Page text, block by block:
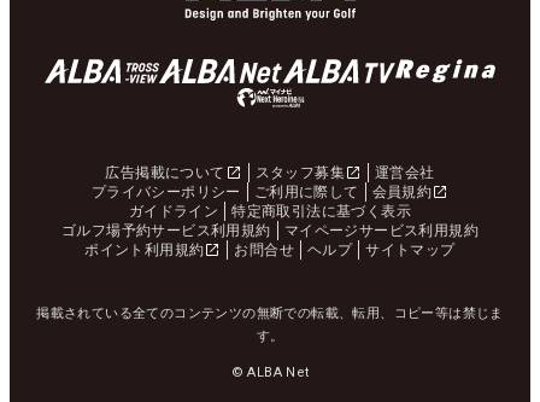
広告掲載について スタッフ募集
運営会社
プライバシーポリシー
ご利用に際して
会員規約
ガイドライン
特定商取引法に基づく表示
ゴルフ場予約サービス利用規約
マイページサービス利用規約
ポイント利用規約
お問合せ ヘルプ サイトマップ
掲載されている全てのコンテンツの無断での転載、転用、コピー等は禁じま
す。
© ALBA Net